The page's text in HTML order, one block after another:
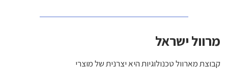
ישראל
מארוול טכנולוגיות היא יצרנית של מוצרי